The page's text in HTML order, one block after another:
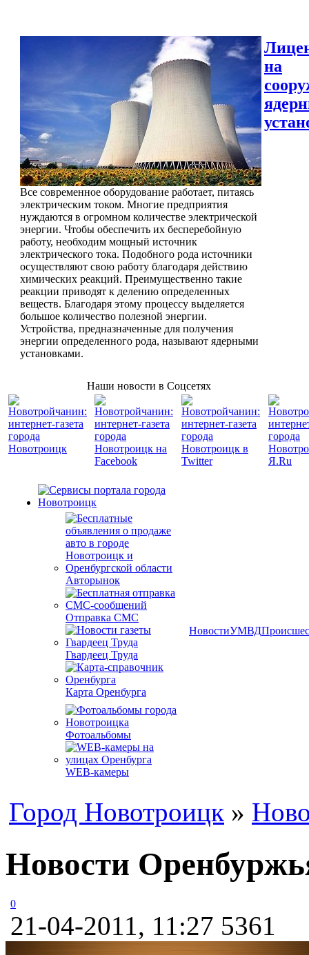
Все современное оборудование работает, питаясь
электрическим током. Многие предприятия
нуждаются в огромном количестве электрической
энергии. Чтобы обеспечить их бесперебойную
работу, необходим мощный источник
электрического тока. Подобного рода источники
осуществляют свою работу благодаря действию
химических реакций. Преимущественно такие
реакции приводят к делению определенных
веществ. Благодаря этому процессу выделяется
большое количество полезной энергии.
Устройства, предназначенные для получения
энергии определенного рода, называют ядерными
установками.
на
Наши новости в Соцсетях
Авторынок
Отправка СМС
Гвардеец Труда
Карта Оренбурга
Фотоальбомы
WEB-камеры
НовостиУМВД
Город Новотроицк »
Новости
0
21-04-2011, 11:27 5361